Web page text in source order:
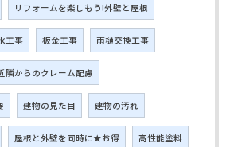
リフォームを楽しもう!外壁と屋根
工事 板金工事 雨樋交換工事
隣からのクレーム配慮
建物の見た目 建物の汚れ
屋根と外壁を同時に★お得 高性能塗料